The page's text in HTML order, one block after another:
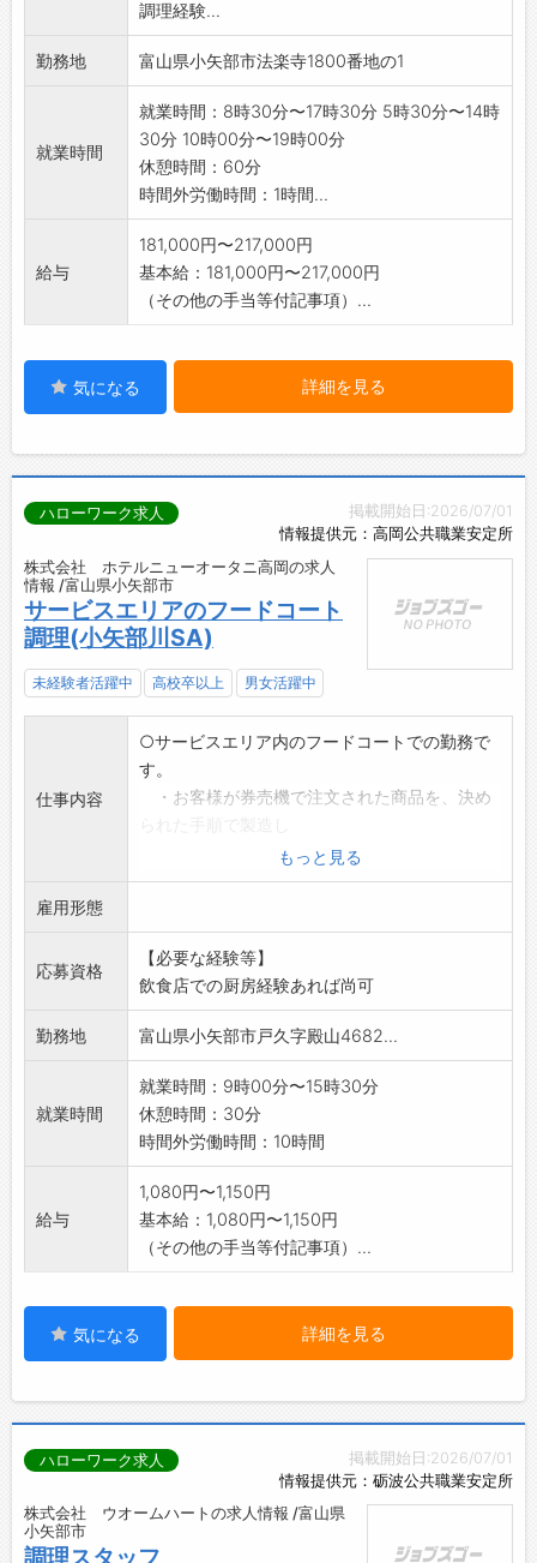
調理経験...
勤務地 富山県小矢部市法楽寺1800番地の1
就業時間
就業時間：8時30分〜17時30分 5時30分〜14時
30分 10時00分〜19時00分
休憩時間：60分
時間外労働時間：1時間...
給与
181,000円〜217,000円
基本給：181,000円〜217,000円
（その他の手当等付記事項）...
気になる 詳細を見る
掲載開始日:2026/07/01
情報提供元：高岡公共職業安定所
ハローワーク求人
株式会社 ホテルニューオータニ高岡の求人
情報 /富山県小矢部市
サービスエリアのフードコート
調理(小矢部川SA)
未経験者活躍中 高校卒以上 男女活躍中
仕事内容
○サービスエリア内のフードコートでの勤務で
す。
・お客様が券売機で注文された商品を、決め
・昼食、夕食時間帯以外は、準備(仕込み)作
・食器の洗浄やフロアのモップ掛け、テーブ
ル、椅子の整頓など
・食材補充
・閉店作業(券売機締め、片付け、清掃)
※お金の取り扱い、会計業務はありません。
しますので、初心者
でも安心です。まずは職場見学、お話だけでも
聞いてみませんか?
・変更範囲:変更なし
もっと見る
雇用形態
応募資格
【必要な経験等】
飲食店での厨房経験あれば尚可
勤務地 富山県小矢部市戸久字殿山4682...
就業時間
就業時間：9時00分〜15時30分
休憩時間：30分
時間外労働時間：10時間
給与
1,080円〜1,150円
基本給：1,080円〜1,150円
（その他の手当等付記事項）...
気になる 詳細を見る
掲載開始日:2026/07/01
情報提供元：砺波公共職業安定所
ハローワーク求人
株式会社 ウオームハートの求人情報 /富山県
小矢部市
調理スタッフ